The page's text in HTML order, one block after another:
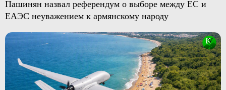
Пашинян назвал референдум о выборе между ЕС и
ЕАЭС неуважением к армянскому народу